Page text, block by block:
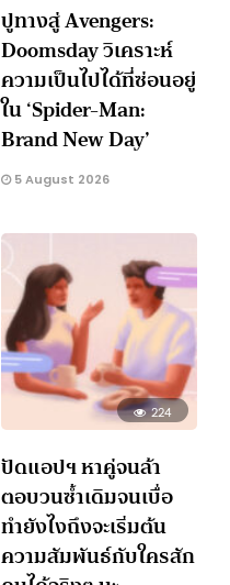
ปูทางสู่ Avengers:
Doomsday วิเคราะห์
ความเป็นไปได้ที่ซ่อนอยู่
ใน ‘Spider-Man:
Brand New Day’
5 August 2026
224
ปัดแอปฯ หาคู่จนล้า
ตอบวนซ้ำเดิมจนเบื่อ
ทำยังไงถึงจะเริ่มต้น
ความสัมพันธ์กับใครสัก